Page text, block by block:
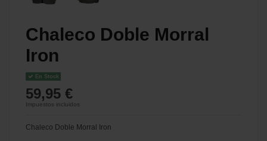
Chaleco Doble Morral
Iron
En Stock
59,95 €
Impuestos incluidos
Chaleco Doble Morral Iron